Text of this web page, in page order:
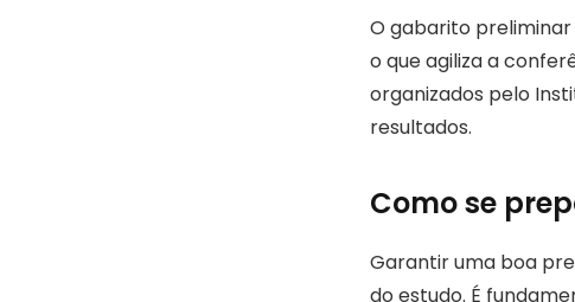
O gabarito
o que agiliza a
organizados pelo
resultados.
Como se
Garantir uma boa
do estudo. É